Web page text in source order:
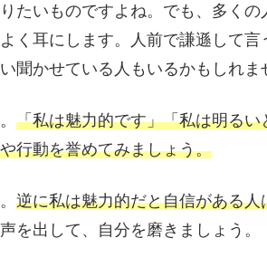
たいものですよね。でも、多くの
く耳にします。人前で謙遜して言
聞かせている人もいるかもしれま
「私は魅力的です」「私は明るい
行動を誉めてみましょう。
逆に私は魅力的だと自信がある人
を出して、自分を磨きましょう。